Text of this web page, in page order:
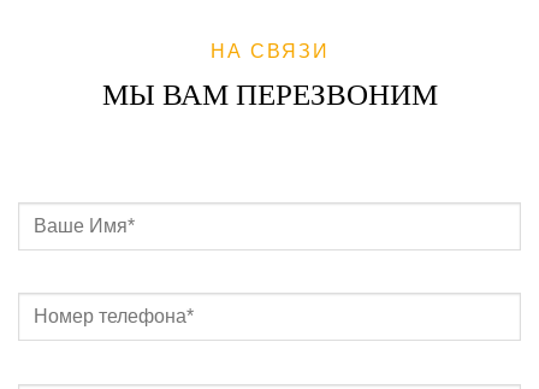
НА СВЯЗИ
МЫ ВАМ ПЕРЕЗВОНИМ